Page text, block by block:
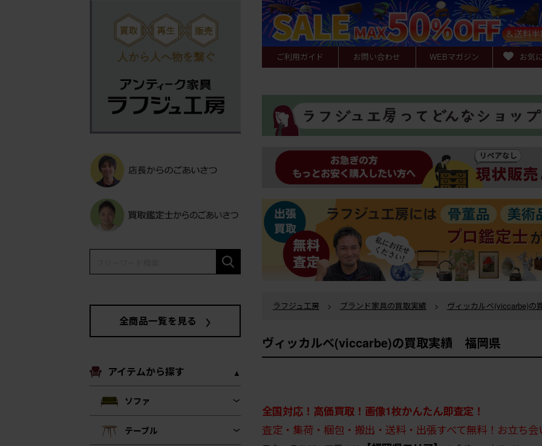
全商品一覧を見る
アイテムから探す
ソファ
テーブル
ご利用ガイド お問い合わせ WEBマガジン お気
ラフジュ工房 > ブランド家具の買取実績 > ヴィッカルベ(viccarbe)の
ヴィッカルベ(viccarbe)の買取実績 福岡県
全国対応！高価買取！画像1枚かんたん即査定！
査定・集荷・梱包・搬出・送料・出張すべて無料！お立ち